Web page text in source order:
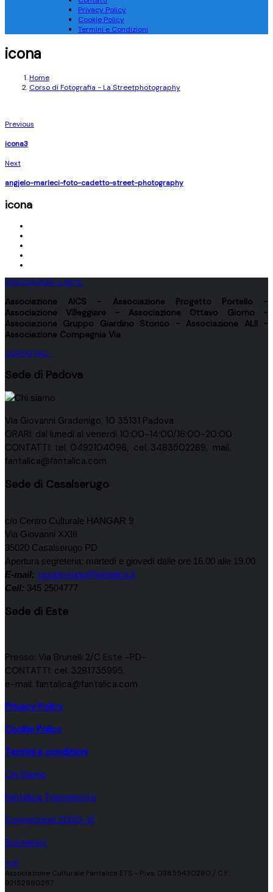
Privacy Policy
Cookie Policy
Termini e Condizioni
icona
Home
Corso di Fotografia - La Streetphotography
Previous
icona3
Next
angjelo-marleci-foto-cadetto-street-photography
icona
ASSOCIAZIONI in RETE
Associazione AICS - Associazione Progetto Portello -
Associazione Villeggiare - Associazione Ottavo Giorno -
Associazione Gruppo Giardino Storico - Associazione ALII -
Associazione Compagnia Via
CONTATTACI
Sede di Padova
Via Giovanni Gradenigo, 10 35131 Padova
ORARI: dal lunedì al venerdì 10:00-14:00/16:00-20:00
CONTATTI: tel. 0492104096, cel. 3483502269, mail.
fantalica@fantalica.com
Sede di Casalserugo
c/o Centro Culturale HANGAR 9
Via Giovanni XXIII
35020 Casalserugo PD
Apertura segreteria: martedì e giovedì dalle ore 16.00 alle 19.00
E-mail: casalserugo@fantalica.it
Cell: 345 2504777
Sede di Este
Presso: Via Brunelli 2/C Este -PD-
CONTATTI: cel. 3281735995,
e-mail. fantalica@fantalica.com
Privacy Policy
Cookie Policy
Termini e condizioni
Chi Siamo
Fantalica Trasparente
Convenzioni 2020-21
Sostienici
TOP
Associazione Culturale Fantalica ETS - P.iva: 03855430280 / C.F.:
92152980287